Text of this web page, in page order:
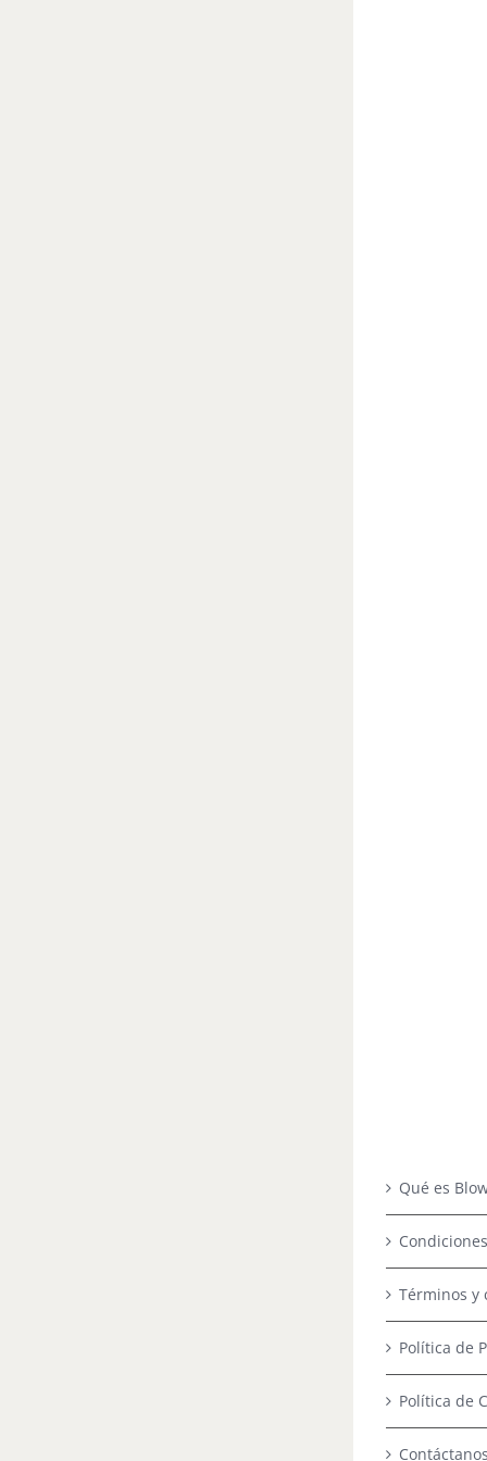
Qué es
Términos y
Política de
Política de
Contáctanos